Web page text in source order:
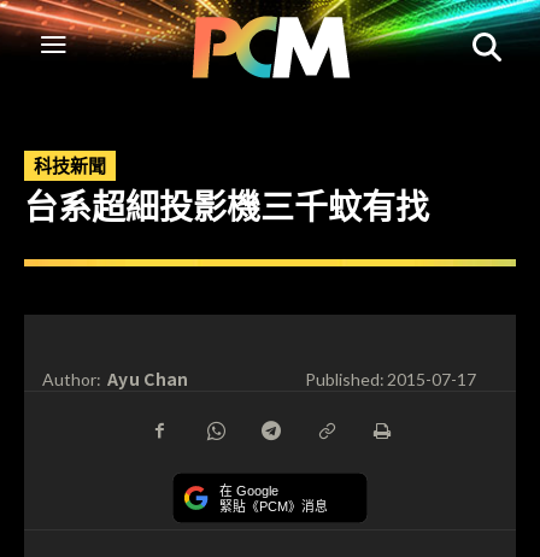
科技新聞
台系超細投影機三千蚊有找
Author: Ayu Chan Published:2015-07-17
在 Google
緊貼《PCM》消息